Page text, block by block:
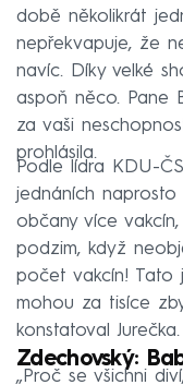
době několikrát
nepřekvapuje, že
navíc. Díky velké
aspoň něco. Pane
za vaši
prohlásila.
Podle lídra KDU-
jednáních naprosto
občany více
podzim, když
počet vakcín! Tato
mohou za tisíce
konstatoval Jurečka.
Zdechovský:
„Proč se všichni